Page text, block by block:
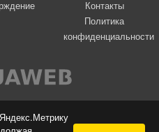
Контакты
Политика
конфиденциальности